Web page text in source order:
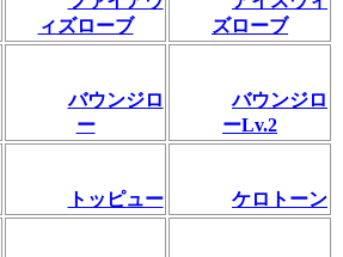
ィズローブ
ズローブ
バウンジロ
ー
バウンジロ
ーLv.2
トッピュー ケロトーン